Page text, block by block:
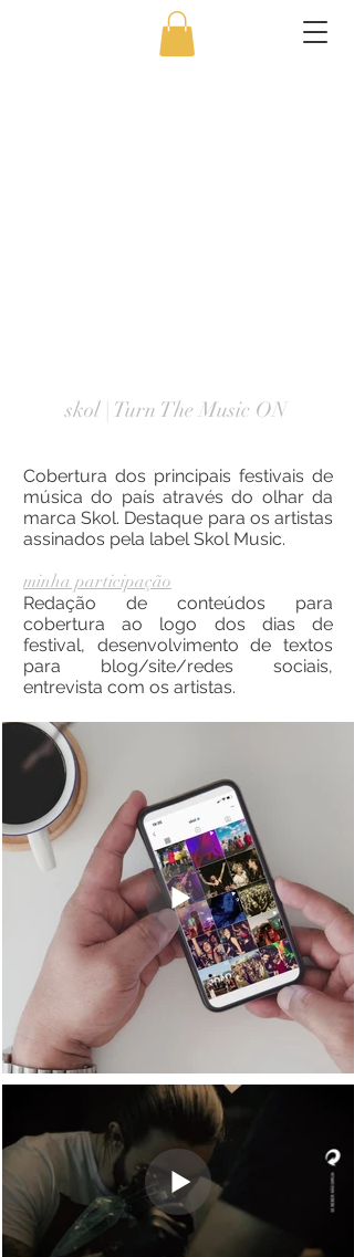
skol | Turn The Music ON
Cobertura dos principais festivais de
música do país através do olhar da
marca Skol. Destaque para os artistas
assinados pela label Skol Music.
minha participação
Redação de conteúdos para
cobertura ao logo dos dias de
festival, desenvolvimento de textos
para blog/site/redes sociais,
entrevista com os artistas.